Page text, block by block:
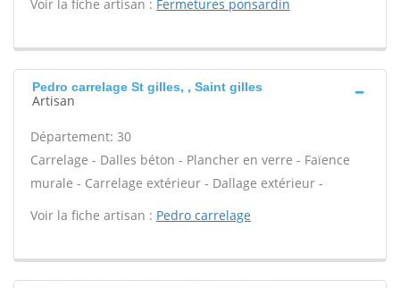
Voir la fiche artisan : Fermetures ponsardin
Pedro carrelage St gilles, , Saint gilles
Artisan
Département: 30
Carrelage - Dalles béton - Plancher en verre - Faïence
murale - Carrelage extérieur - Dallage extérieur -
Voir la fiche artisan : Pedro carrelage